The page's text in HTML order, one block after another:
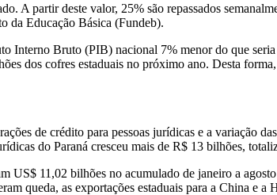
A partir deste valor, 25% são repassados
da Educação Básica (Fundeb).
Interno Bruto (PIB) nacional 7% menor do que
dos cofres estaduais no próximo ano. Desta
de crédito para pessoas jurídicas e a variação
do Paraná cresceu mais de R$ 13 bilhões,
US$ 11,02 bilhões no acumulado de janeiro a
queda, as exportações estaduais para a China e